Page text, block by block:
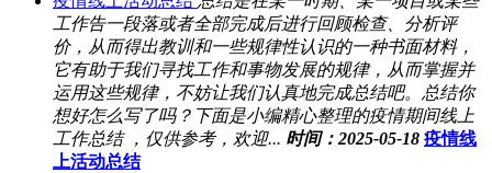
工作告一段落或者全部完成后进行回顾检查、分析评
价，从而得出教训和一些规律性认识的一种书面材料，
它有助于我们寻找工作和事物发展的规律，从而掌握并
运用这些规律，不妨让我们认真地完成总结吧。总结你
想好怎么写了吗？下面是小编精心整理的疫情期间线上
工作总结 ，仅供参考，欢迎... 时间：2025-05-18 疫情线
上活动总结